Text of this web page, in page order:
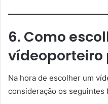
6. Como
vídeoporteiro
Na hora de escolher um
consideração os seguintes